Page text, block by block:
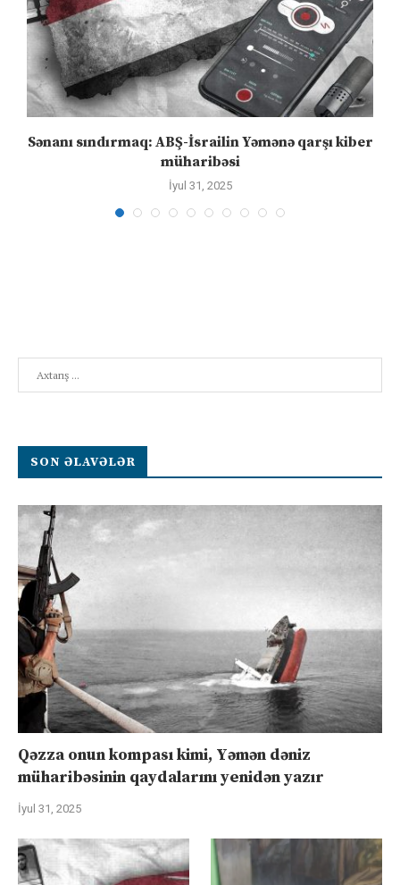
Sənanı sındırmaq: ABŞ-İsrailin Yəmənə qarşı kiber
müharibəsi
İyul 31, 2025
SON ƏLAVƏLƏR
Qəzza onun kompası kimi, Yəmən dəniz
müharibəsinin qaydalarını yenidən yazır
İyul 31, 2025